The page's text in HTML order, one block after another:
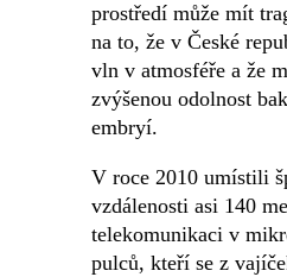
prostředí může mít
na to, že v České
vln v atmosféře a že
zvýšenou odolnost
embryí.
V roce 2010 umístili
vzdálenosti asi 140
telekomunikaci v
pulců, kteří se z